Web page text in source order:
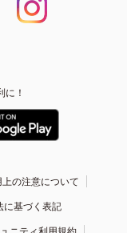
！
の注意について
に基づく表記